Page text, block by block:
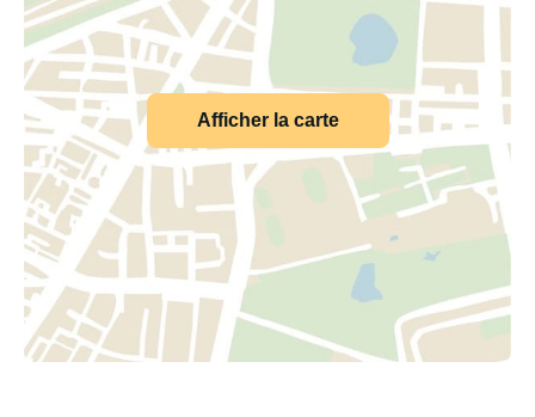
Afficher la carte